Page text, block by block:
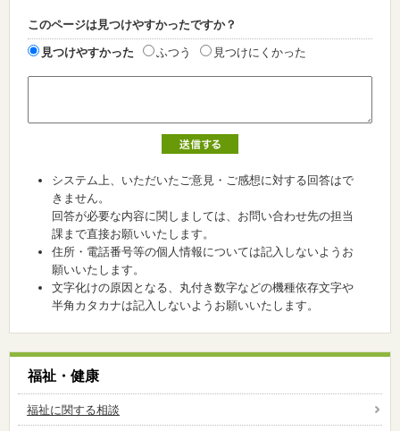
このページは見つけやすかったですか？
見つけやすかった ふつう 見つけにくかった
システム上、いただいたご意見・ご感想に対する回答はで
きません。
回答が必要な内容に関しましては、お問い合わせ先の担当
課まで直接お願いいたします。
住所・電話番号等の個人情報については記入しないようお
願いいたします。
文字化けの原因となる、丸付き数字などの機種依存文字や
半角カタカナは記入しないようお願いいたします。
福祉・健康
福祉に関する相談